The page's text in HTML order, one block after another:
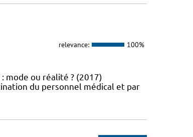
relevance: 100%
mode ou réalité ? (2017)
du personnel médical et par